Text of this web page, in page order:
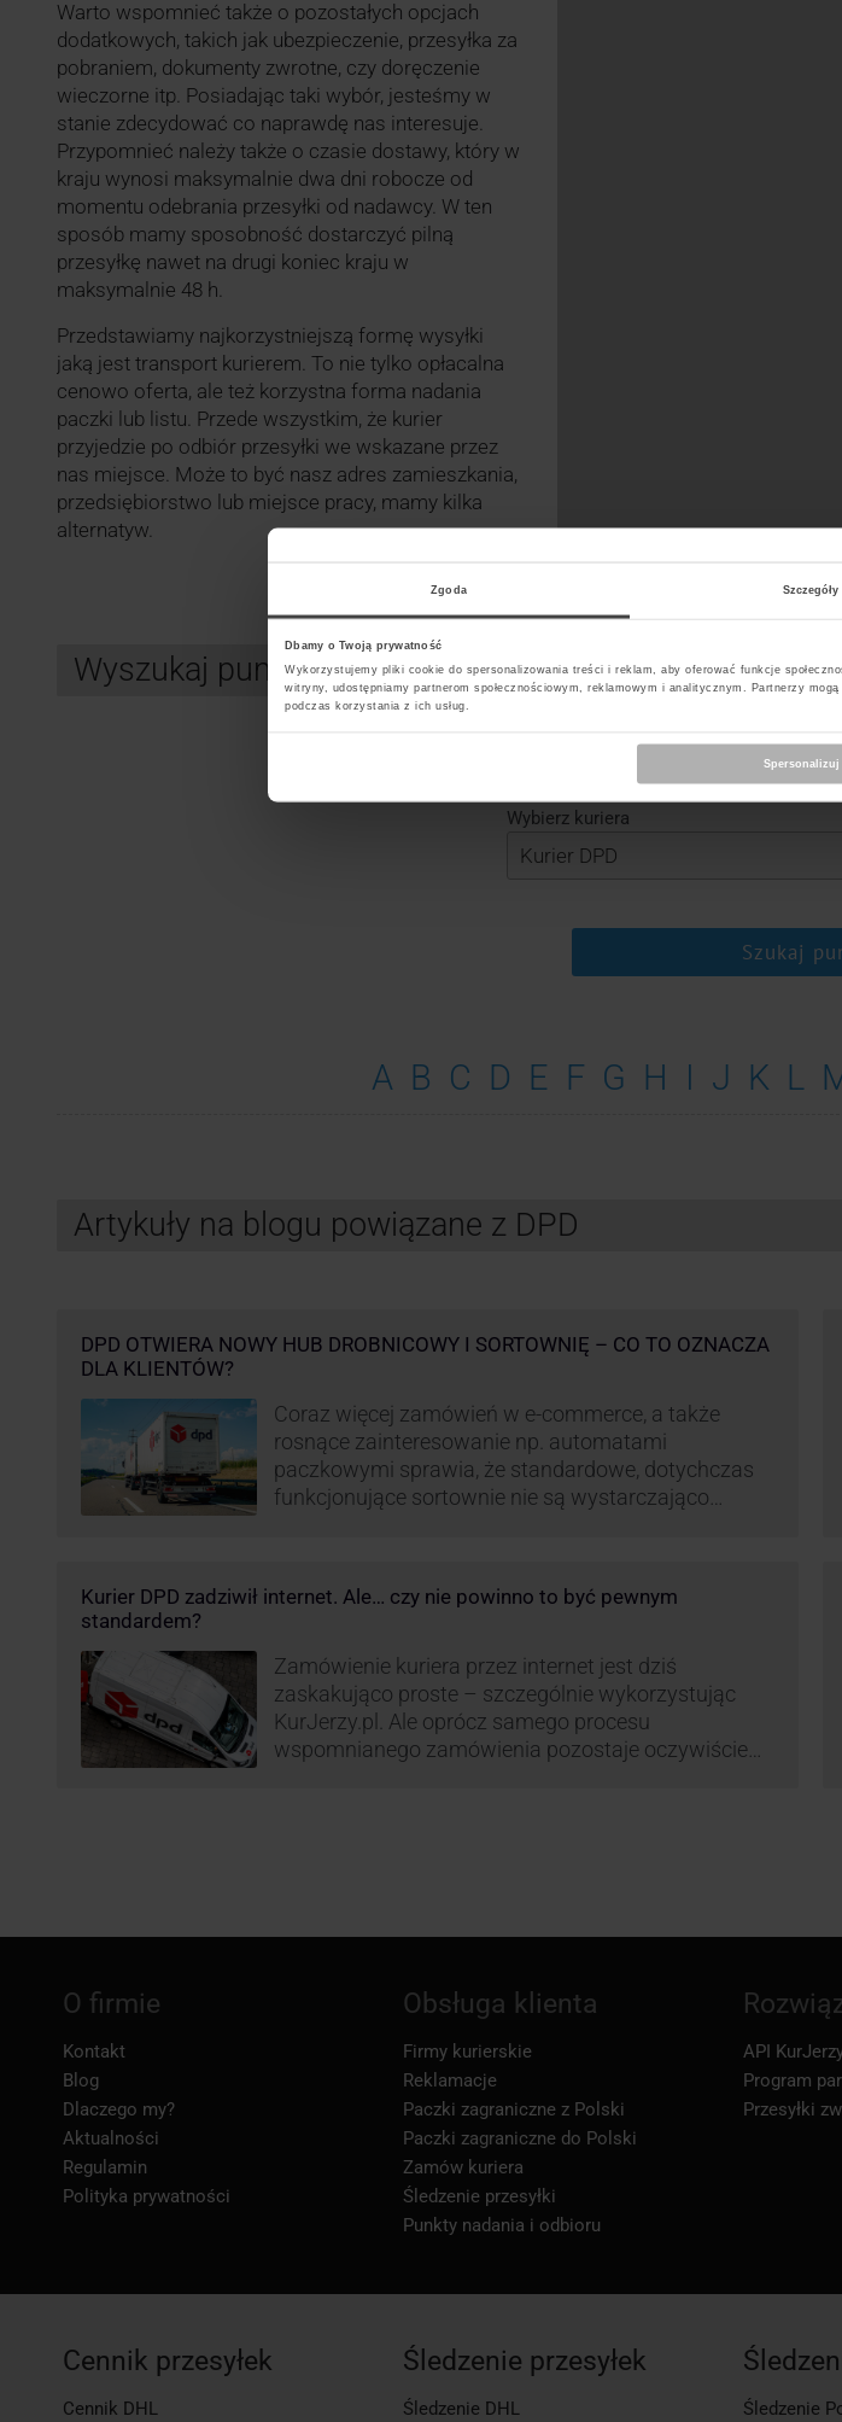
Zgoda Szczegóły
Dbamy o Twoją prywatność
Wykorzystujemy pliki cookie do spersonalizowania treści i reklam, aby oferować funkcje
witryny, udostępniamy partnerom społecznościowym, reklamowym i analitycznym. Partnerzy
podczas korzystania z ich usług.
Spersonalizuj
Warto wspomnieć także o pozostałych opcjach
dodatkowych, takich jak ubezpieczenie, przesyłka za
pobraniem, dokumenty zwrotne, czy doręczenie
wieczorne itp. Posiadając taki wybór, jesteśmy w
stanie zdecydować co naprawdę nas interesuje.
Przypomnieć należy także o czasie dostawy, który w
kraju wynosi maksymalnie dwa dni robocze od
momentu odebrania przesyłki od nadawcy. W ten
sposób mamy sposobność dostarczyć pilną
przesyłkę nawet na drugi koniec kraju w
maksymalnie 48 h.
Przedstawiamy najkorzystniejszą formę wysyłki
jaką jest transport kurierem. To nie tylko opłacalna
cenowo oferta, ale też korzystna forma nadania
paczki lub listu. Przede wszystkim, że kurier
przyjedzie po odbiór przesyłki we wskazane przez
nas miejsce. Może to być nasz adres zamieszkania,
przedsiębiorstwo lub miejsce pracy, mamy kilka
alternatyw.
Wyszukaj punkt kurierski DPD
Wybierz kuriera
Szukaj
A B C D E F G H I J K L
Artykuły na blogu powiązane z DPD
DPD OTWIERA NOWY HUB DROBNICOWY I SORTOWNIĘ – CO TO OZNACZA
DLA KLIENTÓW?
Coraz więcej zamówień w e-commerce, a także
rosnące zainteresowanie np. automatami
paczkowymi sprawia, że standardowe, dotychczas
funkcjonujące sortownie nie są wystarczająco
nowe centrum transportowo-logistyczne.
taki obiekt DPD w …
Kurier DPD zadziwił internet. Ale… czy nie powinno to być pewnym
standardem?
Zamówienie kuriera przez internet jest dziś
zaskakująco proste – szczególnie wykorzystując
KurJerzy.pl. Ale oprócz samego procesu
wspomnianego zamówienia pozostaje oczywiście
O firmie
Kontakt
Blog
Dlaczego my?
Aktualności
Regulamin
Polityka prywatności
Obsługa klienta
Firmy kurierskie
Reklamacje
Paczki zagraniczne z Polski
Paczki zagraniczne do Polski
Zamów kuriera
Śledzenie przesyłki
Punkty nadania i odbioru
API
Program
Przesyłki
Cennik przesyłek
Cennik DHL
Śledzenie przesyłek
Śledzenie DHL Śledzenie